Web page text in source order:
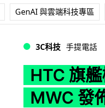
GenAI 與雲端科技專區
3C科技 手提電話
HTC 旗
MWC 發